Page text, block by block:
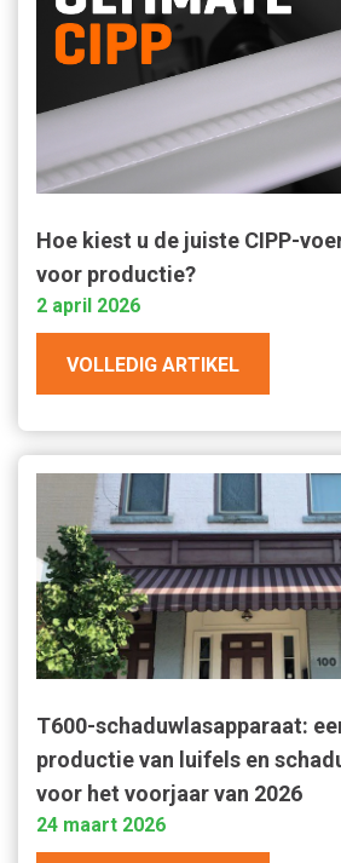
Hoe kiest u de juiste CIPP-
voor productie?
2 april 2026
VOLLEDIG ARTIKEL
T600-schaduwlasapparaat:
productie van luifels en
voor het voorjaar van 2026
24 maart 2026